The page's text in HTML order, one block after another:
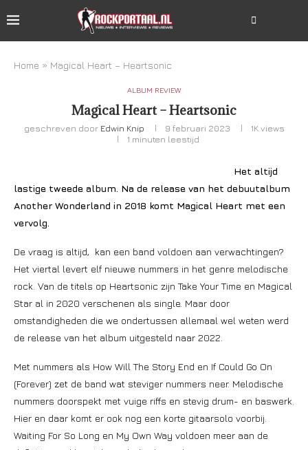
Home » Magical Heart – Heartsonic
ALBUM REVIEW
Magical Heart – Heartsonic
geschreven door Edwin Knip 9 februari 2023 1K views
1 minuten leestijd
Het altijd
lastige tweede album. Na de release van het debuutalbum
Another Wonderland in 2018 komt Magical Heart met een
vervolg.
De vraag is altijd, kan een band voldoen aan verwachtingen?
Het viertal levert elf nieuwe nummers in het genre melodische
rock. Van de titels op Heartsonic zijn Take Your Time en Magical
Star al in 2020 verschenen als single. Maar door
omstandigheden die we ondertussen allemaal wel weten werd
de release van het album uitgesteld naar 2022.
Met nummers als How Will The Story End en If Could Go On
(Forever) zet de band wat steviger nummers neer. Melodische
nummers doorspekt met vuige riffs en stevig drum- en baswerk.
Hier en daar komt er ook nog een korte gitaarsolo voorbij.
Waiting For So Long en My Own Way voldoen meer aan de